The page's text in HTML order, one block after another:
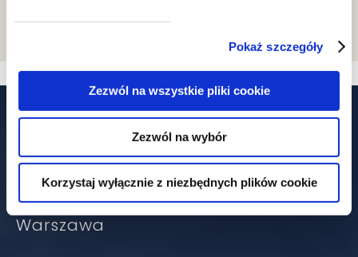
Pokaż szczegóły
Zezwól na wszystkie pliki cookie
Zezwól na wybór
Korzystaj wyłącznie z niezbędnych plików cookie
Our offices
Warszawa